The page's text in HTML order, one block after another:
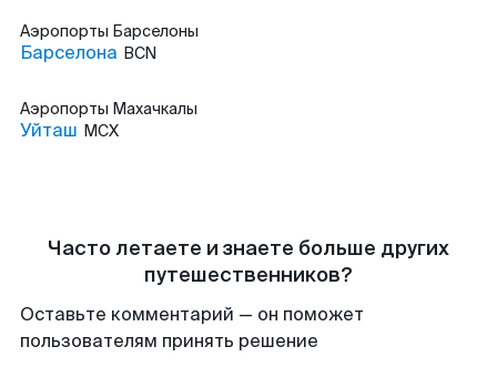
Аэропорты Барселоны
Барселона BCN
Аэропорты Махачкалы
Уйташ MCX
Часто летаете и знаете больше других
путешественников?
Оставьте комментарий — он поможет
пользователям принять решение